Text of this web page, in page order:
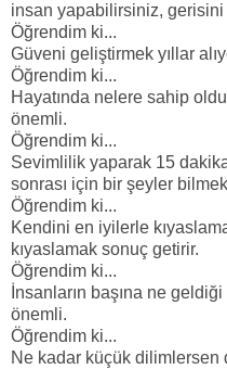
insan yapabilirsiniz, gerisini
Öğrendim ki...
Güveni geliştirmek yıllar
Öğrendim ki...
Hayatında nelere sahip
önemli.
Öğrendim ki...
Sevimlilik yaparak 15
sonrası için bir şeyler
Öğrendim ki...
Kendini en iyilerle
kıyaslamak sonuç getirir.
Öğrendim ki...
İnsanların başına ne
önemli.
Öğrendim ki...
Ne kadar küçük dilimlersen